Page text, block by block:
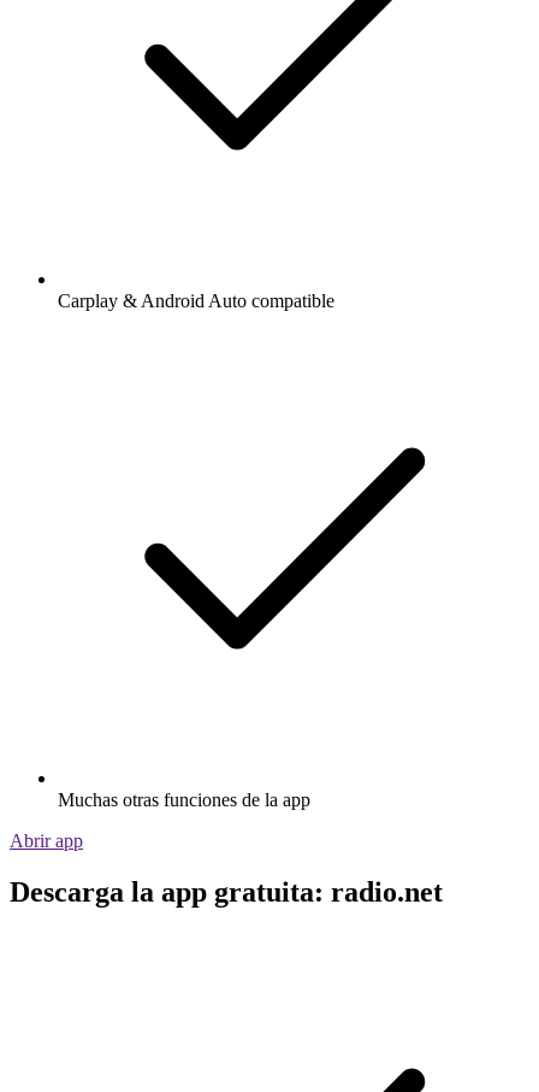
Carplay & Android Auto compatible
Muchas otras funciones de la app
Abrir app
Descarga la app gratuita: radio.net